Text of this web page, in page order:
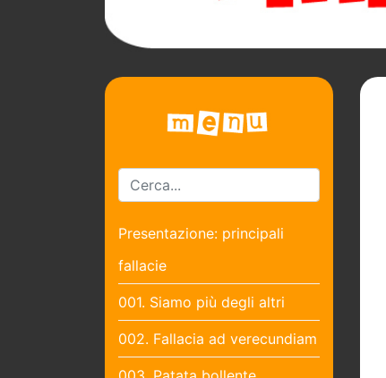
Presentazione: principali
fallacie
001. Siamo più degli altri
002. Fallacia ad verecundiam